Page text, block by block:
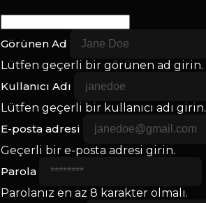
Görünen Ad
Lütfen geçerli bir görünen ad girin.
Kullanıcı Adı
Lütfen geçerli bir kullanıcı adı girin.
E-posta adresi
Geçerli bir e-posta adresi girin.
Parola
Parolanız en az 8 karakter olmalı.